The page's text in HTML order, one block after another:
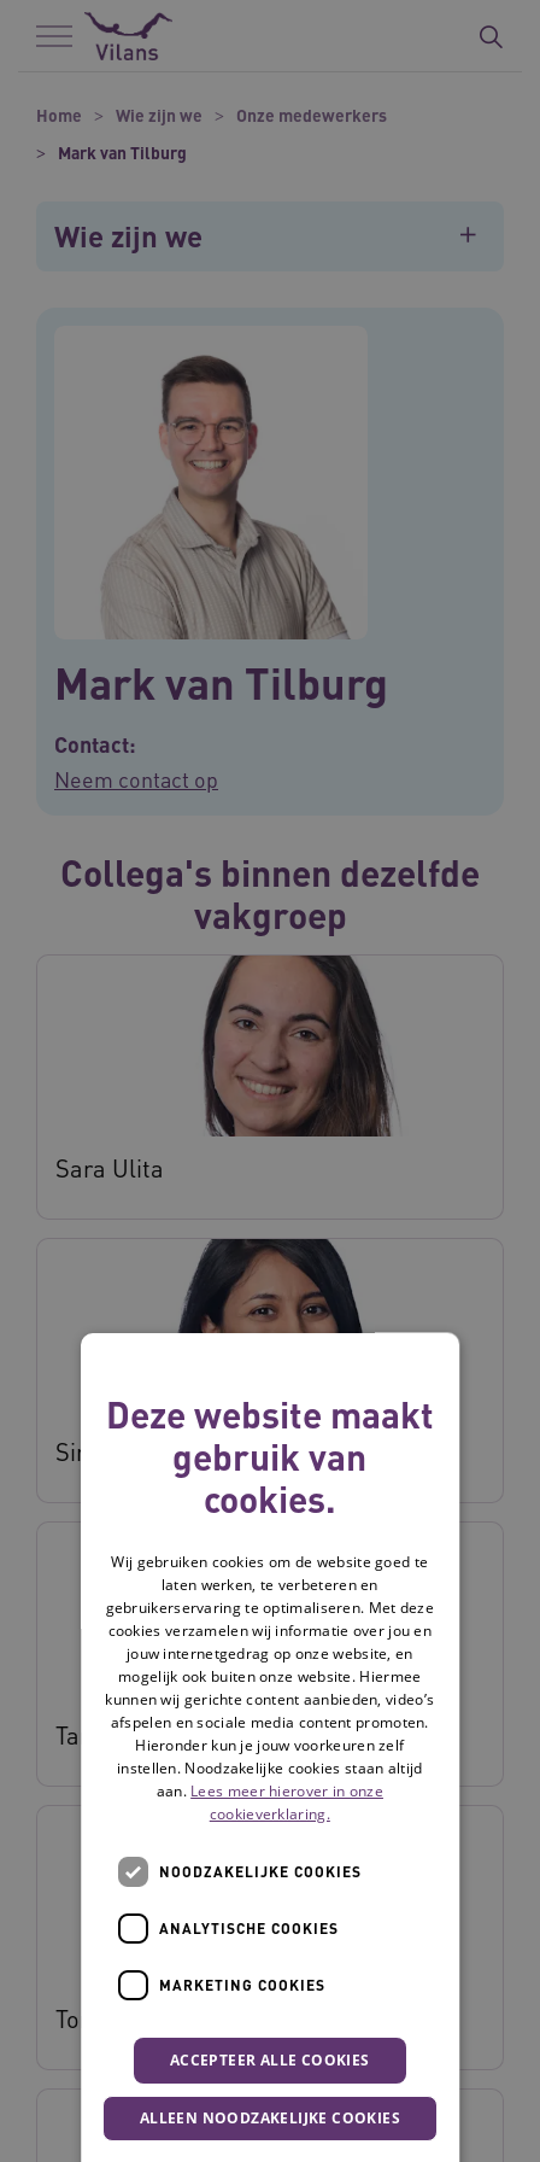
Naar hoofdinhoud
Naar footer
Home Wie zijn we
Onze medewerkers
Mark van Tilburg
Wie zijn we
Mark van Tilburg
Contact:
Neem contact op
Collega's binnen dezelfde
vakgroep
Sara Ulita
Sima Ipakchian Askari
Tamara Bouwman
Tom van Hoesel
Deze website maakt
gebruik van
cookies.
Wij gebruiken cookies om de website goed te
laten werken, te verbeteren en
gebruikerservaring te optimaliseren. Met deze
cookies verzamelen wij informatie over jou en
jouw internetgedrag op onze website, en
mogelijk ook buiten onze website. Hiermee
kunnen wij gerichte content aanbieden, video’s
afspelen en sociale media content promoten.
Hieronder kun je jouw voorkeuren zelf
instellen. Noodzakelijke cookies staan altijd
aan. Lees meer hierover in onze
cookieverklaring.
NOODZAKELIJKE COOKIES
ANALYTISCHE COOKIES
MARKETING COOKIES
ACCEPTEER ALLE COOKIES
ALLEEN NOODZAKELIJKE COOKIES